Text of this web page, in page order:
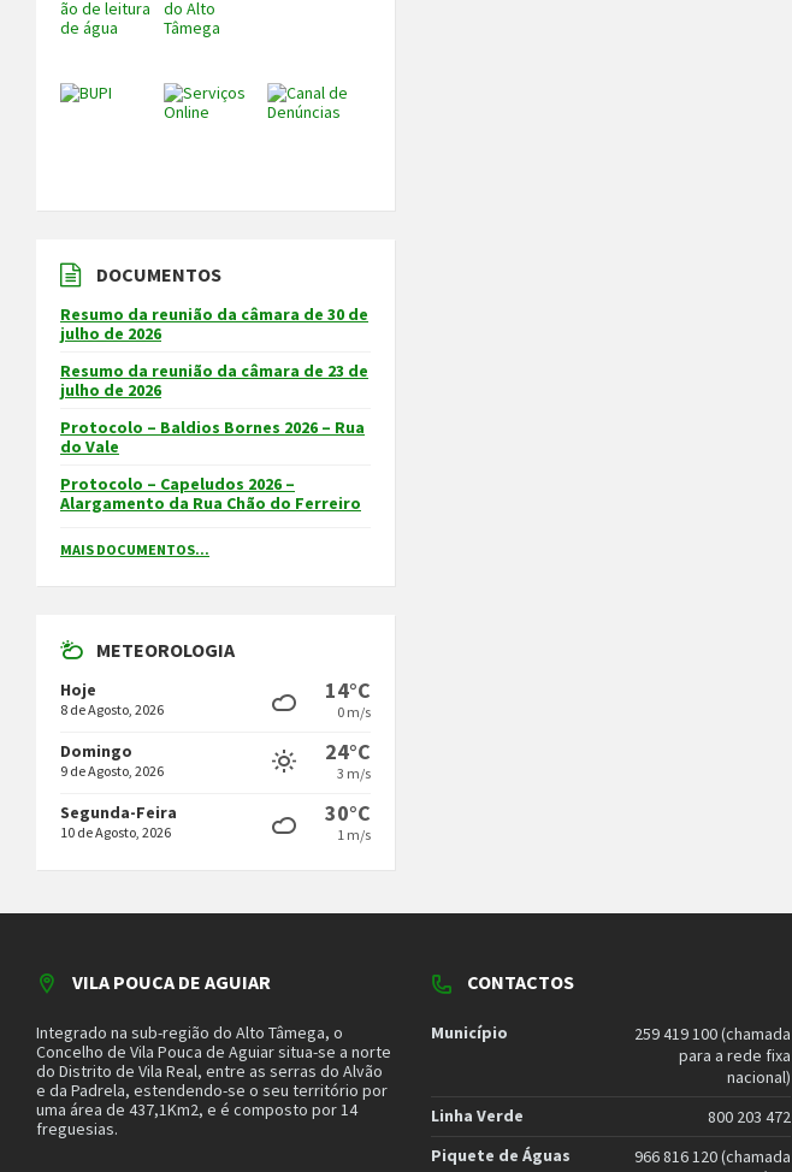
DOCUMENTOS
Resumo da reunião da câmara de 30 de
julho de 2026
Resumo da reunião da câmara de 23 de
julho de 2026
Protocolo – Baldios Bornes 2026 – Rua
do Vale
Protocolo – Capeludos 2026 –
Alargamento da Rua Chão do Ferreiro
MAIS DOCUMENTOS...
METEOROLOGIA
Hoje
8 de Agosto, 2026
14°C
0 m/s
Domingo
9 de Agosto, 2026
24°C
3 m/s
Segunda-Feira
10 de Agosto, 2026
30°C
1 m/s
VILA POUCA DE AGUIAR
Integrado na sub-região do Alto Tâmega, o
Concelho de Vila Pouca de Aguiar situa-se a norte
do Distrito de Vila Real, entre as serras do Alvão
e da Padrela, estendendo-se o seu território por
uma área de 437,1Km2, e é composto por 14
freguesias.
CONTACTOS
Município
259 419 100 (chamada
para a rede fixa
nacional)
Linha Verde
800 203 472
Piquete de Águas
966 816 120 (chamada